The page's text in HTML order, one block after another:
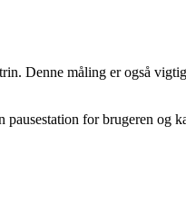
Denne måling er også
for brugeren